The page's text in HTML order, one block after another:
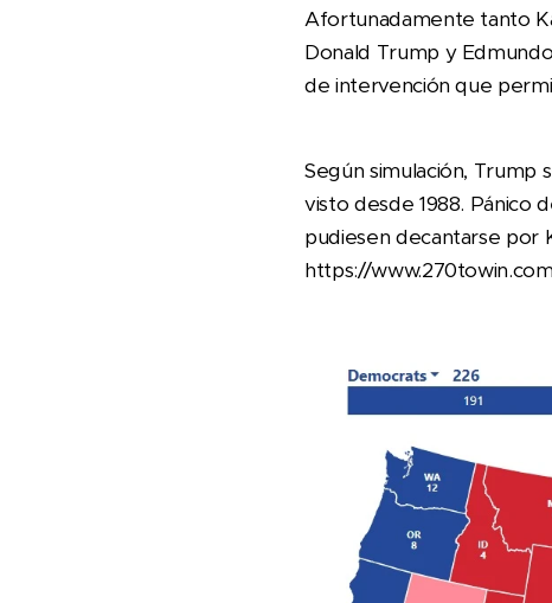
Afortunadamente tanto
Donald Trump y
de intervención que
Según simulación, Trump
visto desde 1988. Pánico
pudiesen decantarse por
https://